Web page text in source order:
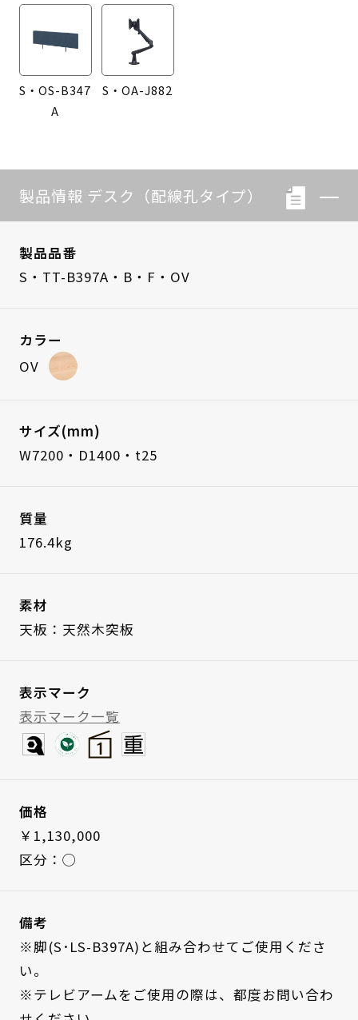
S・OS-B347
A
S・OA-J882
製品情報 デスク（配線孔タイプ）
製品品番
S・TT-B397A・B・F・OV
カラー
OV
サイズ(mm)
W7200・D1400・t25
質量
176.4kg
素材
天板：天然木突板
表示マーク
表示マーク一覧
価格
￥1,130,000
区分：◯
備考
※脚(S･LS-B397A)と組み合わせてご使用くださ
い。
※テレビアームをご使用の際は、都度お問い合わ